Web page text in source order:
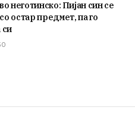
неготинско: Пијан син се
остар предмет, па го
си